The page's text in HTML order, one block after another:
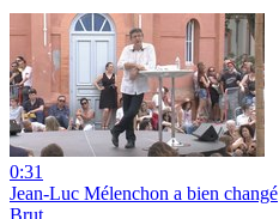
0:31
Jean-Luc Mélenchon a bien changé